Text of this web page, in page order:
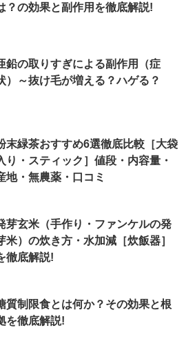
？の効果と副作用を徹底解説!
鉛の取りすぎによる副作用（症
）～抜け毛が増える？ハゲる？
末緑茶おすすめ6選徹底比較［大袋
り・スティック］値段・内容量・
地・無農薬・口コミ
芽玄米（手作り・ファンケルの発
米）の炊き方・水加減［炊飯器］
徹底解説!
質制限食とは何か？その効果と根
を徹底解説!